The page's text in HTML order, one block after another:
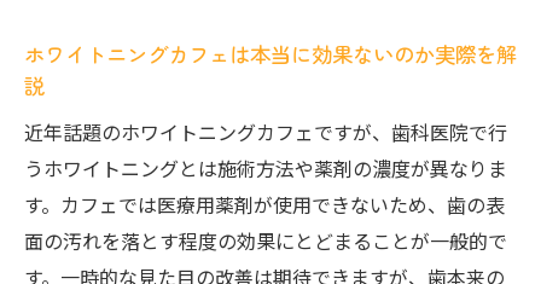
ホワイトニングカフェは本当に効果ないのか実際を解
説
近年話題のホワイトニングカフェですが、歯科医院で行
うホワイトニングとは施術方法や薬剤の濃度が異なりま
す。カフェでは医療用薬剤が使用できないため、歯の表
面の汚れを落とす程度の効果にとどまることが一般的で
す。一時的な見た目の改善は期待できますが、歯本来の